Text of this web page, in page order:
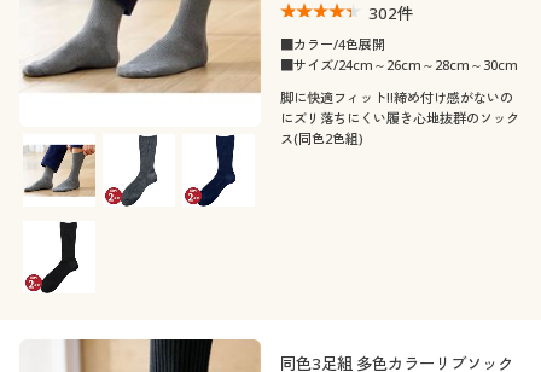
デジタルカタログ
カタログ無料プレゼント
会員メニュー
マイページ
閲覧履歴
お気に入り
カラー
こだわり条件
で絞り込む
機能・特徴
302件
■カラー/4色展開
■サイズ/24cm～26cm～28cm～30cm
脚に快適フィット!!締め付け感がないの
にズリ落ちにくい履き心地抜群のソック
ス(同色2色組)
同色3足組 多色カラーリブソック